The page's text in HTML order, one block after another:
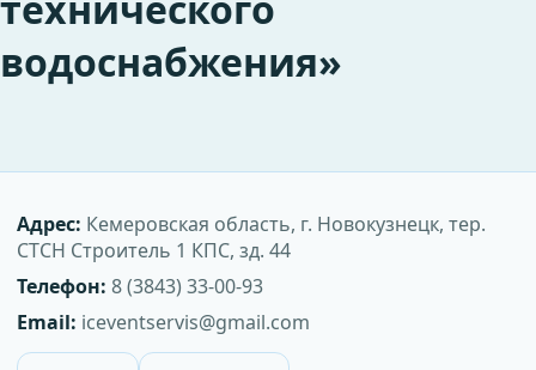
водоснабжения»
Адрес: Кемеровская область, г. Новокузнецк, тер.
СТСН Строитель 1 КПС, зд. 44
Телефон: 8 (3843) 33-00-93
Email: iceventservis@gmail.com